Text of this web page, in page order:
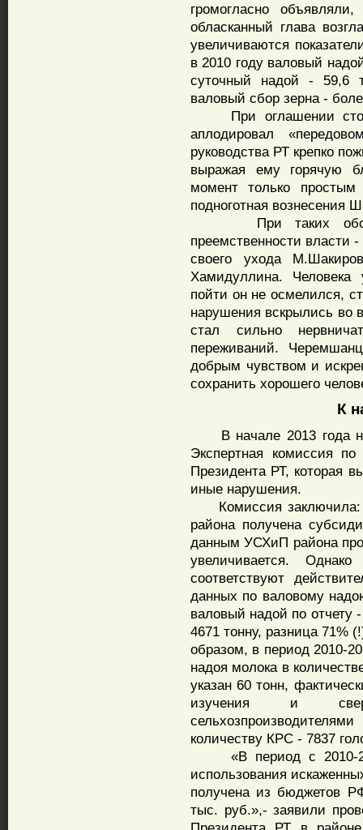
громогласно
обласканный глава
увеличиваются
в 2010 году валовый
суточный надой - 59,6
валовый сбор зерна -
При оглашении столь
аплодировал
руководства РТ крепко
выражая ему горячую
момент только
подноготная вознесения
При таких
преемственности власти
своего ухода
Хамидуллина. Человека
пойти он не осмелился,
нарушения вскрылись во
стал сильно
переживаний.
добрым чувством и
сохранить хорошего
К
В начале 2013 года
Экспертная комиссия по
Президента РТ, которая
иные нарушения.
Комиссия заключила:
района получена
данным УСХиП района
увеличивается.
соответствуют
данных по валовому
валовый надой по отчету
4671 тонну, разница 71%
образом, в период 2010-
надоя молока в
указан 60 тонн,
изучения и
количеству КРС - 7837
«В период с 2010-
использования
получена из бюджетов
тыс. руб.»,- заявили